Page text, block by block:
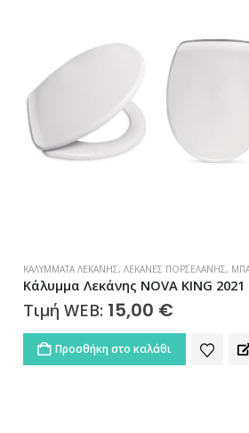
ΕΞΑΝΤΛΗΜΈΝΟ
ΜΠΆΝΙΟ,ΜΠΑΤΑΡΊΕΣ ΜΠΆΝΙΟΥ, ΜΠΑΤΑΡΊΕΣ
Μπαταρία Νιπτήρα CLASICA
Τιμή WEB: 23,50€
ΔΙΑΒΆΣΤΕ ΠΕΡΙΣΣΌΤΕΡΑ